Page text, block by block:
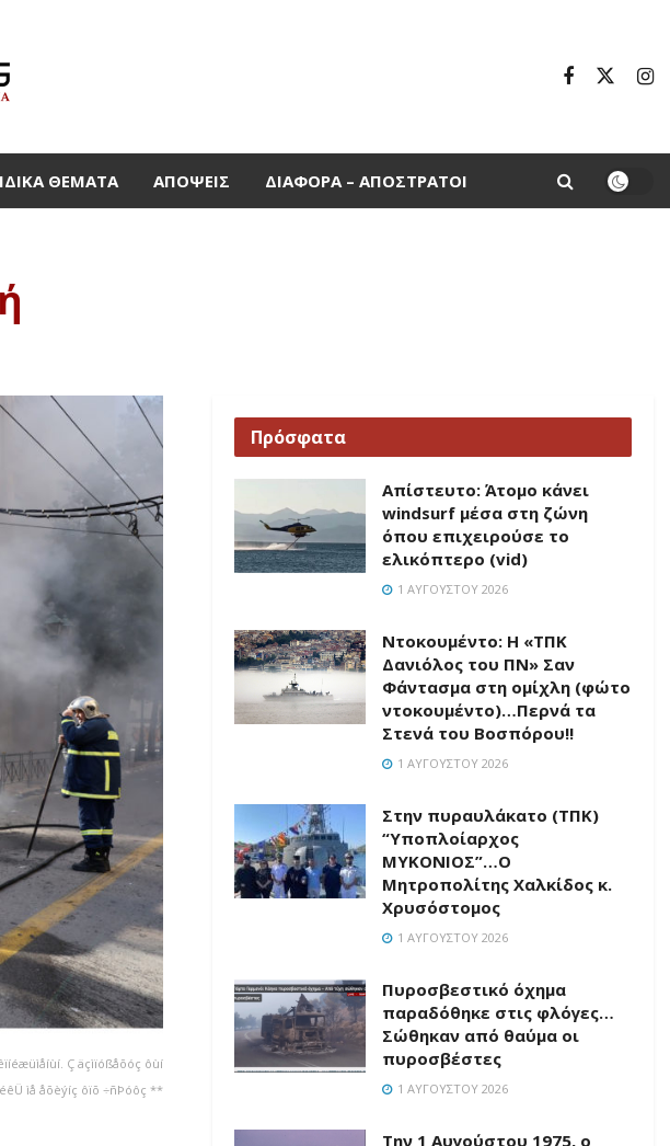
ΘΈΜΑΤΑ ΑΠΌΨΕΙΣ ΔΙΆΦΟΡΑ – ΑΠΌΣΤΡΑΤΟΙ
Ç äçìïóßåõóç ôùí
ìå åõèýíç ôïõ ÷ñÞóôç **
Πρόσφατα
Απίστευτο: Άτομο κάνει
windsurf μέσα στη ζώνη
όπου επιχειρούσε το
ελικόπτερο (vid)
1 ΑΥΓΟΎΣΤΟΥ 2026
Ντοκουμέντο: H «ΤΠΚ
Δανιόλος του ΠΝ» Σαν
Φάντασμα στη ομίχλη (φώτο
ντοκουμέντο)…Περνά τα
Στενά του Βοσπόρου!!
1 ΑΥΓΟΎΣΤΟΥ 2026
Στην πυραυλάκατο (ΤΠΚ)
“Υποπλοίαρχος
ΜΥΚΟΝΙΟΣ”…Ο
Μητροπολίτης Χαλκίδος κ.
Χρυσόστομος
1 ΑΥΓΟΎΣΤΟΥ 2026
Πυροσβεστικό όχημα
παραδόθηκε στις φλόγες…
Σώθηκαν από θαύμα οι
πυροσβέστες
1 ΑΥΓΟΎΣΤΟΥ 2026
Την 1 Αυγούστου 1975, ο